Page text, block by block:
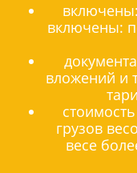
включены:
вложений и
грузов
весе